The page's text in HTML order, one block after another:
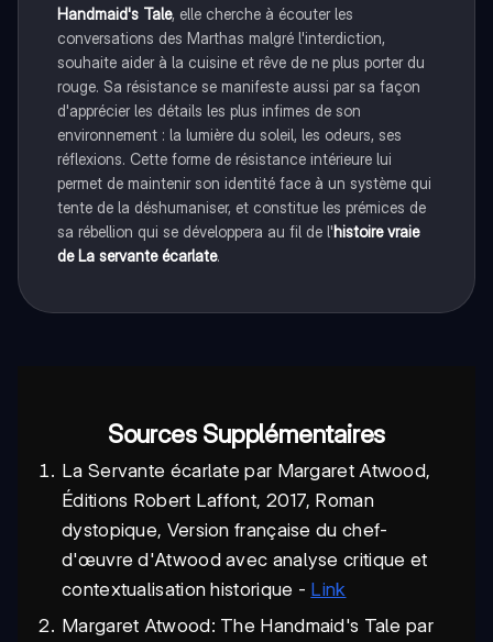
Handmaid's Tale, elle cherche à écouter les
conversations des Marthas malgré l'interdiction,
souhaite aider à la cuisine et rêve de ne plus porter du
rouge. Sa résistance se manifeste aussi par sa façon
d'apprécier les détails les plus infimes de son
environnement : la lumière du soleil, les odeurs, ses
réflexions. Cette forme de résistance intérieure lui
permet de maintenir son identité face à un système qui
tente de la déshumaniser, et constitue les prémices de
sa rébellion qui se développera au fil de l'histoire vraie
de La servante écarlate.
Sources Supplémentaires
La Servante écarlate par Margaret Atwood,
Éditions Robert Laffont, 2017, Roman
dystopique, Version française du chef-
d'œuvre d'Atwood avec analyse critique et
contextualisation historique - Link
Margaret Atwood: The Handmaid's Tale par